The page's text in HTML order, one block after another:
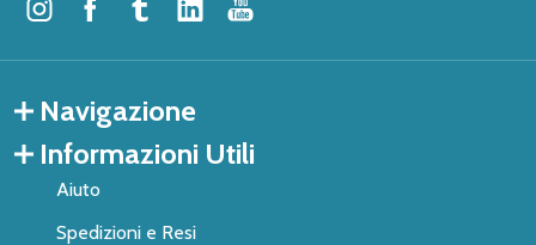
Navigazione
Informazioni Utili
Aiuto
Spedizioni e Resi